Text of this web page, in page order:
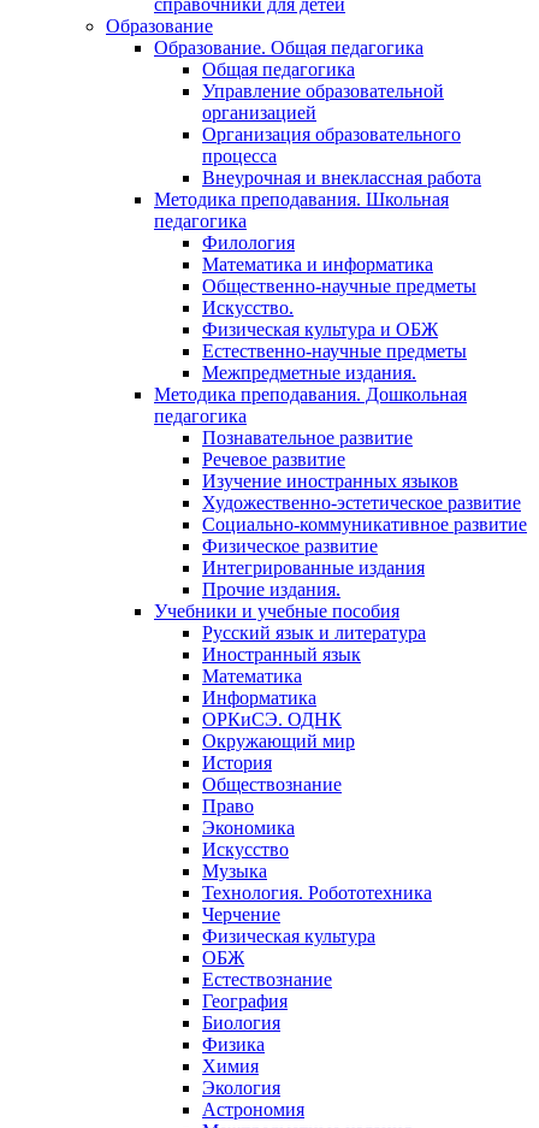
справочники для детей
Образование
Образование. Общая педагогика
Общая педагогика
Управление образовательной
организацией
Организация образовательного
процесса
Внеурочная и внеклассная работа
Методика преподавания. Школьная
педагогика
Филология
Математика и информатика
Общественно-научные предметы
Искусство.
Физическая культура и ОБЖ
Естественно-научные предметы
Межпредметные издания.
Методика преподавания. Дошкольная
педагогика
Познавательное развитие
Речевое развитие
Изучение иностранных языков
Художественно-эстетическое развитие
Социально-коммуникативное развитие
Физическое развитие
Интегрированные издания
Прочие издания.
Учебники и учебные пособия
Русский язык и литература
Иностранный язык
Математика
Информатика
ОРКиСЭ. ОДНК
Окружающий мир
История
Обществознание
Право
Экономика
Искусство
Музыка
Технология. Робототехника
Черчение
Физическая культура
ОБЖ
Естествознание
География
Биология
Физика
Химия
Экология
Астрономия